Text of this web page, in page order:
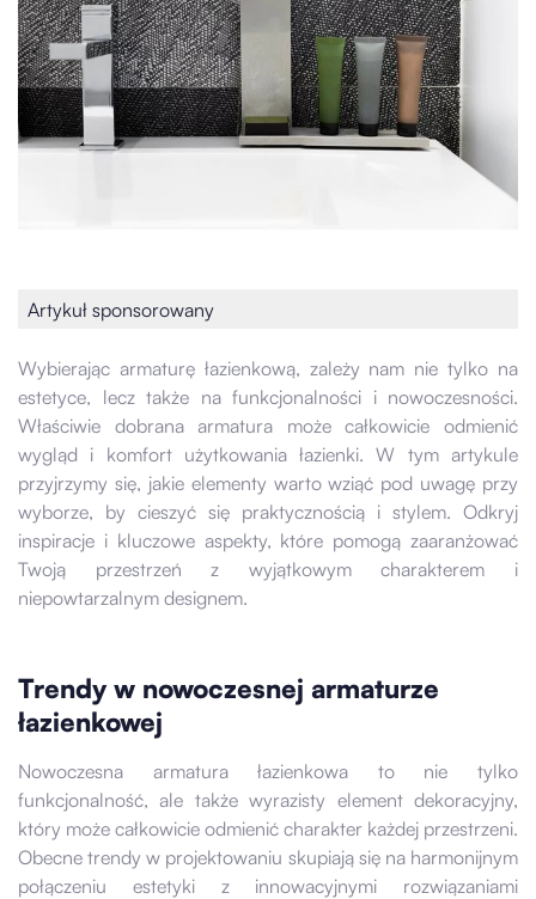
Artykuł sponsorowany
Wybierając armaturę łazienkową, zależy nam nie tylko na
estetyce, lecz także na funkcjonalności i nowoczesności.
Właściwie dobrana armatura może całkowicie odmienić
wygląd i komfort użytkowania łazienki. W tym artykule
przyjrzymy się, jakie elementy warto wziąć pod uwagę przy
wyborze, by cieszyć się praktycznością i stylem. Odkryj
inspiracje i kluczowe aspekty, które pomogą zaaranżować
Twoją przestrzeń z wyjątkowym charakterem i
niepowtarzalnym designem.
Trendy w nowoczesnej armaturze
łazienkowej
Nowoczesna armatura łazienkowa to nie tylko
funkcjonalność, ale także wyrazisty element dekoracyjny,
który może całkowicie odmienić charakter każdej przestrzeni.
Obecne trendy w projektowaniu skupiają się na harmonijnym
połączeniu estetyki z innowacyjnymi rozwiązaniami